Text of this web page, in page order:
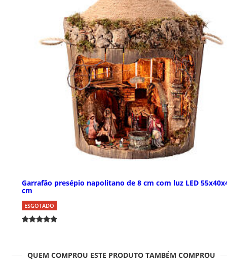
Garrafão presépio napolitano de 8 cm com luz LED
cm
ESGOTADO
QUEM COMPROU ESTE PRODUTO TAMBÉM COMPROU